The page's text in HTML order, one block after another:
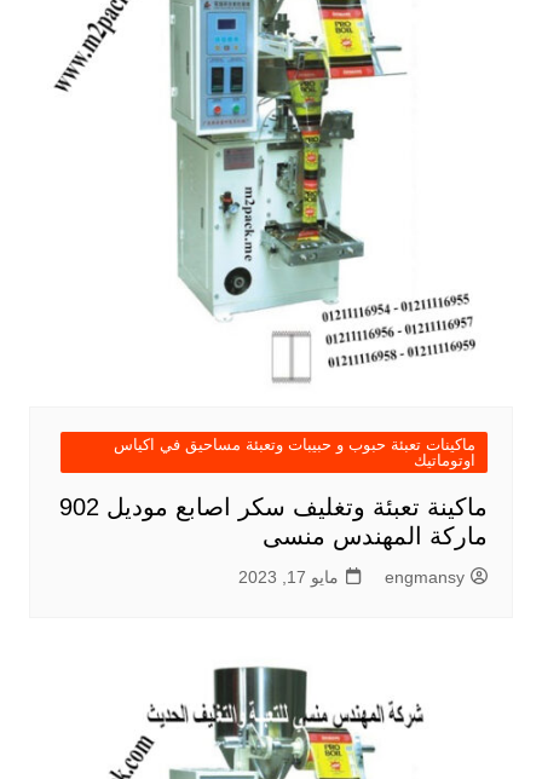
ماكينات تعبئة حبوب و حبيبات وتعبئة مساحيق في اكياس
اوتوماتيك
ماكينة تعبئة وتغليف سكر اصابع موديل 902
ماركة المهندس منسى
engmansy مايو 17, 2023